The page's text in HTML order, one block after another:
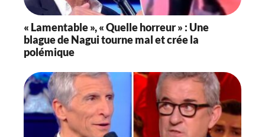
« Lamentable », « Quelle horreur » : Une
blague de Nagui tourne mal et crée la
polémique